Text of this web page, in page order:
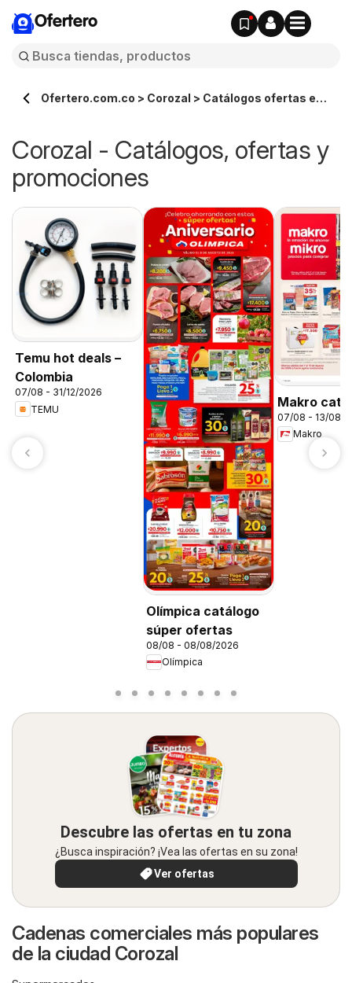
Ofertero
Ofertero.com.co > Corozal > Catálogos ofertas en
Corozal - Catálogos, ofertas y
promociones
Temu hot deals –
Colombia
07/08 - 31/12/2026
TEMU
Olímpica catálogo
súper ofertas
08/08 - 08/08/2026
Olímpica
Makro
07/08 - 13/08/
Makro
Descubre las ofertas en tu zona
¿Busca inspiración? ¡Vea las ofertas en su zona!
Ver ofertas
Cadenas comerciales más populares
de la ciudad Corozal